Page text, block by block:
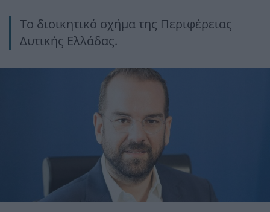
Το διοικητικό σχήμα της Περιφέρειας
Δυτικής Ελλάδας.